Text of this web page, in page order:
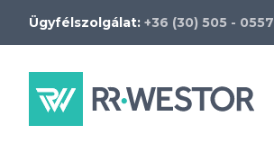
Ügyfélszolgálat: +36 (30) 505 - 0557